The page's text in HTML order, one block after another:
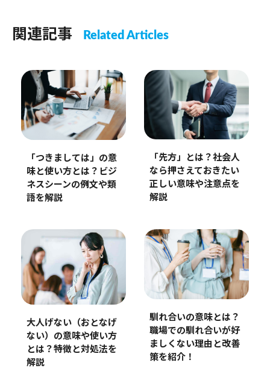
関連記事 Related Articles
「つきましては」の意
味と使い方とは？ビジ
ネスシーンの例文や類
語を解説
「先方」とは？社会人
なら押さえておきたい
正しい意味や注意点を
解説
大人げない（おとなげ
ない）の意味や使い方
とは？特徴と対処法を
解説
馴れ合いの意味とは？
職場での馴れ合いが好
ましくない理由と改善
策を紹介！